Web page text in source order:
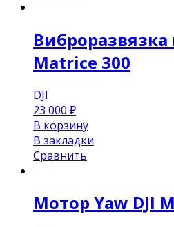
Виброразвязка
Matrice 300
DJI
23 000 ₽
В корзину
В закладки
Сравнить
Мотор Yaw DJI